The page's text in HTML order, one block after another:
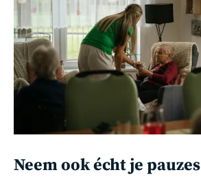
Neem ook écht je pauzes